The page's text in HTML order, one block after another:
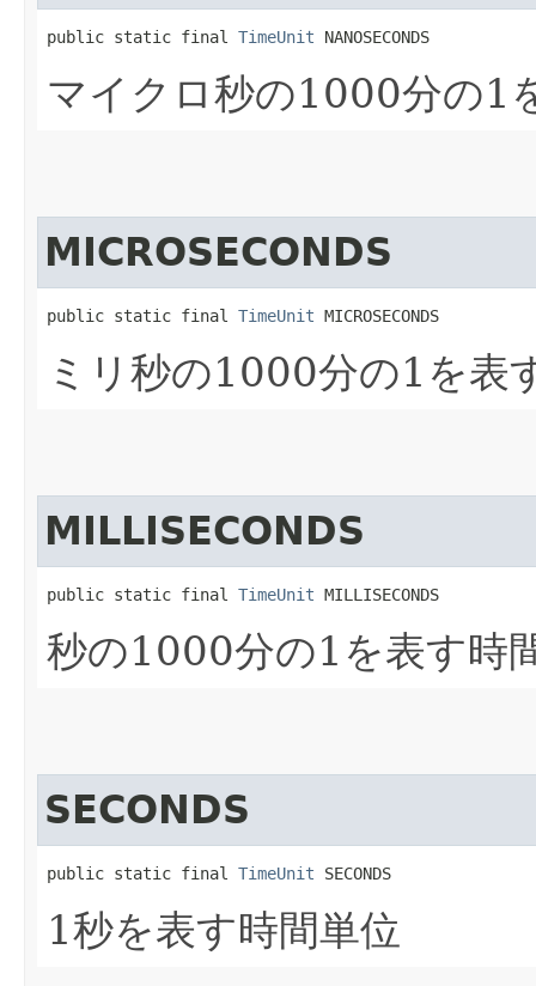
public static final TimeUnit NANOSECONDS
マイクロ秒の1000分の1
MICROSECONDS
public static final TimeUnit MICROSECONDS
ミリ秒の1000分の1を表
MILLISECONDS
public static final TimeUnit MILLISECONDS
秒の1000分の1を表す時
SECONDS
public static final TimeUnit SECONDS
1秒を表す時間単位